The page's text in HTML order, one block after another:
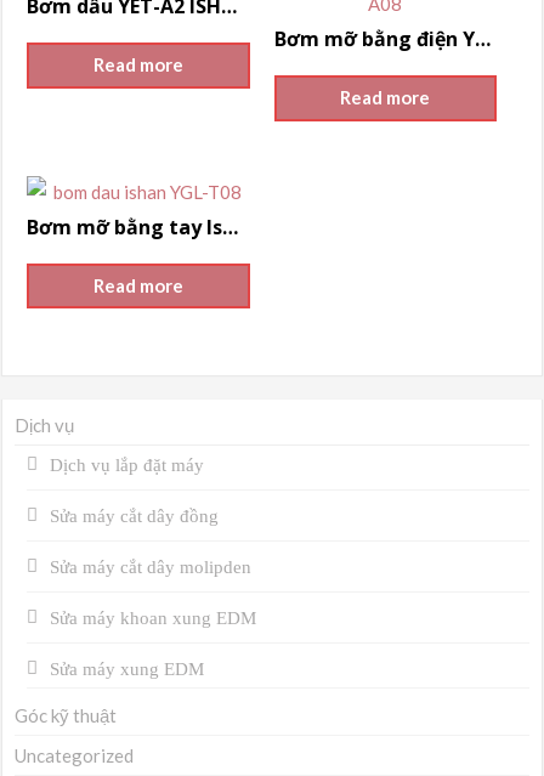
Bơm dầu YET-A2 ISHAN cho máy CNC
Read more
Bơm mỡ bằng điện YGL-A08 ISHAN
Read more
Bơm mỡ bằng tay Ishan YGL-T/YGL-S
Read more
Dịch vụ
Dịch vụ lắp đặt máy
Sửa máy cắt dây đồng
Sửa máy cắt dây molipden
Sửa máy khoan xung EDM
Sửa máy xung EDM
Góc kỹ thuật
Uncategorized